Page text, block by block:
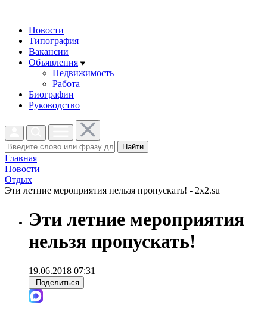
Новости
Типография
Вакансии
Объявления
Недвижимость
Работа
Биографии
Руководство
Найти
Главная
Новости
Отдых
Эти летние мероприятия нельзя пропускать! - 2x2.su
Эти летние мероприятия
нельзя пропускать!
19.06.2018 07:31
Поделиться